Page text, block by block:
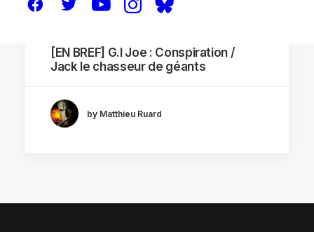
[EN BREF] G.I Joe : Conspiration /
Jack le chasseur de géants
by Matthieu Ruard